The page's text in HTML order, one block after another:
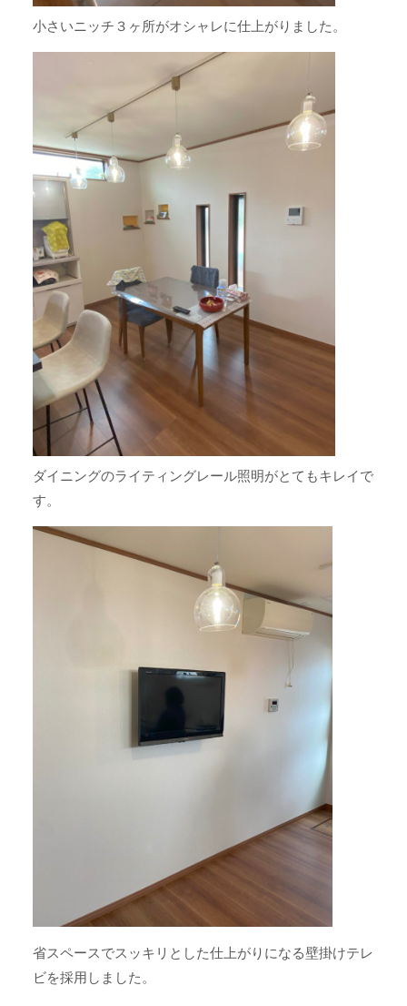
小さいニッチ３ヶ所がオシャレに仕上がりました。
ダイニングのライティングレール照明がとてもキレイで
す。
省スペースでスッキリとした仕上がりになる壁掛けテレ
ビを採用しました。